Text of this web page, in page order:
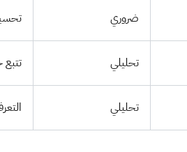
ضروري
تحليلي
تحليلي